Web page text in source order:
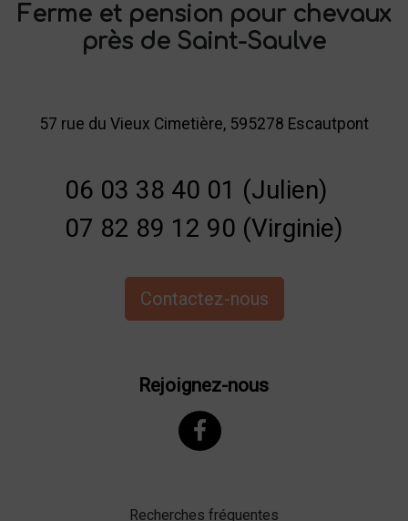
Ferme et pension pour chevaux
près de Saint-Saulve
57 rue du Vieux Cimetière, 595278 Escautpont
06 03 38 40 01 (Julien)
07 82 89 12 90 (Virginie)
Contactez-nous
Rejoignez-nous
Recherches fréquentes